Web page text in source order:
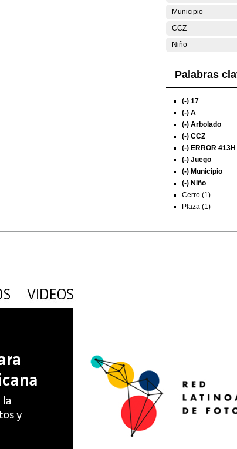
Municipio
CCZ
Niño
Palabras
(-) 17
(-) A
(-) Arbolado
(-) CCZ
(-) ERROR 413H
(-) Juego
(-) Municipio
(-) Niño
Cerro (1)
Plaza (1)